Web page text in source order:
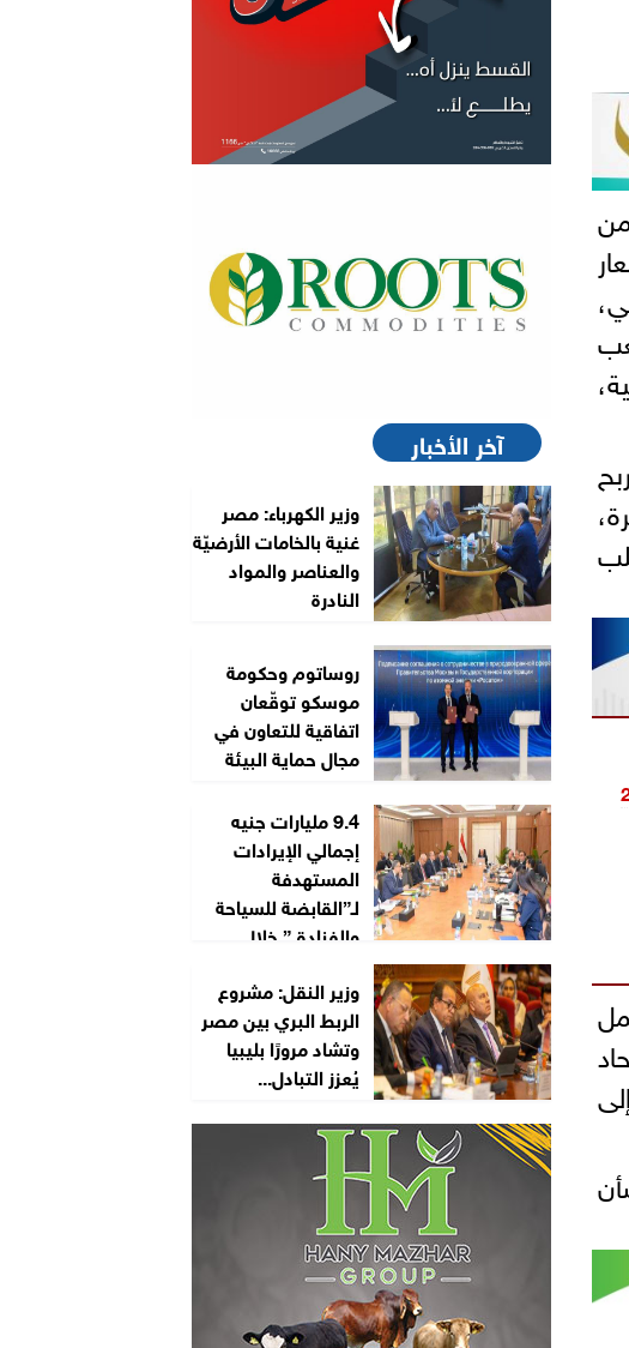
الصاغة.. عيار 21
271 لسنة 2024، بشأن
آخر الأخبار
وزير الكهرباء: مصر
غنية بالخامات الأرضيّة
والعناصر والمواد
النادرة
روساتوم وحكومة
موسكو توقّعان
اتفاقية للتعاون في
مجال حماية البيئة
9.4 مليارات جنيه
إجمالي الإيرادات
المستهدفة
لـ”القابضة للسياحة
والفنادق” خلال
وزير النقل: مشروع
الربط البري بين مصر
وتشاد مرورًا بليبيا
يُعزز التبادل...